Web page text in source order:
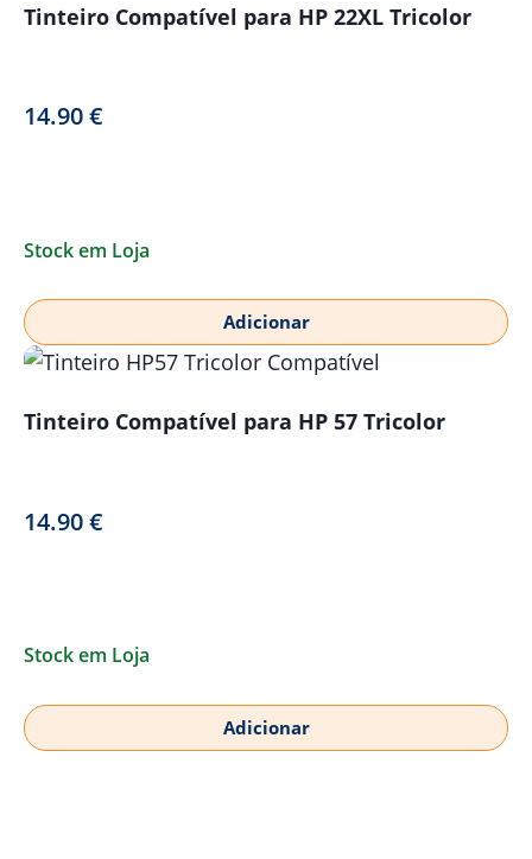
Tinteiro Compatível para HP 22XL Tricolor
14.90€
Stock em Loja
Adicionar
Tinteiro Compatível para HP 57 Tricolor
14.90€
Stock em Loja
Adicionar